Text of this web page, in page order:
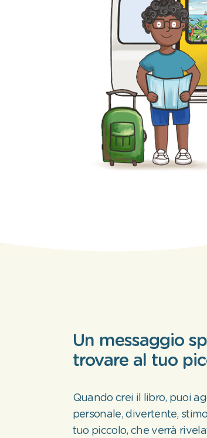
Un messaggio
trovare al tuo
Quando crei il libro, puoi
personale, divertente,
tuo piccolo, che verrà